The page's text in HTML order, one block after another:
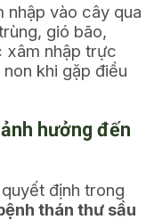
vào cây qua
gió bão,
xâm nhập trực
khi gặp điều
hưởng đến
định trong
thán thư sầu